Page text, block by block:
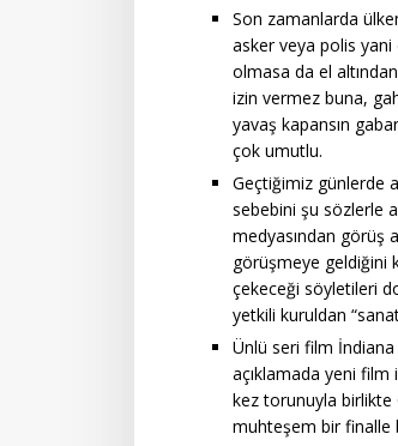
Son zamanlarda
asker veya polis yani
olmasa da el
izin vermez buna,
yavaş kapansın
çok umutlu.
Geçtiğimiz günlerde
sebebini şu sözlerle
medyasından görüş
görüşmeye geldiğini
çekeceği söyletileri
yetkili kuruldan
Ünlü seri film İndiana
açıklamada yeni film
kez torunuyla birlikte
muhteşem bir finalle